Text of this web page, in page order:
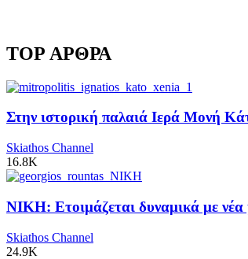
TOP ΑΡΘΡΑ
Στην ιστορική παλαιά Ιερά Μονή
Skiathos Channel
16.8K
ΝΙΚΗ: Ετοιμάζεται δυναμικά με
Skiathos Channel
24.9K